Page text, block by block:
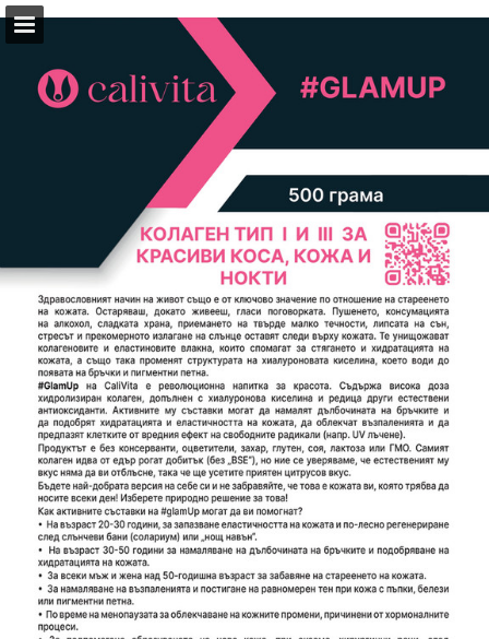
Преглед на страниците
Изтегляне на PDF
Доклад на публикация
Turn your PDFs into beautiful, online publications